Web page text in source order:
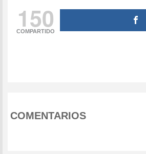
150
COMPARTIDO
COMENTARIOS